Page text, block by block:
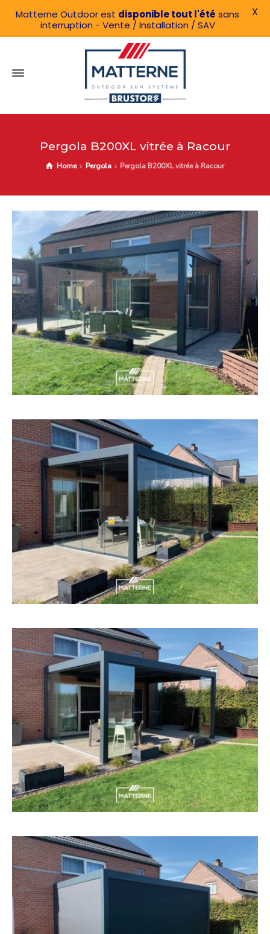
Pergola B200XL vitrée à Racour
Home Pergola Pergola B200XL vitrée à Racour
Matterne Outdoor est disponible tout l'été sans
interruption - Vente / Installation / SAV
X